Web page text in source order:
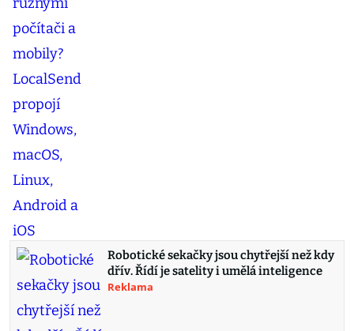
Robotické sekačky jsou chytřejší než kdy
dřív. Řídí je satelity i umělá inteligence
Reklama